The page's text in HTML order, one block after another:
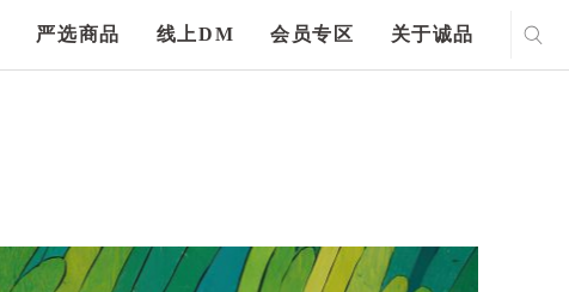
严选商品 线上DM 会员专区 关于诚品